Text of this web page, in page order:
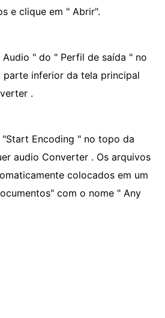
e clique em " Abrir".
Audio " do " Perfil de saída " no
parte inferior da tela principal
.
Encoding " no topo da
audio Converter . Os arquivos
colocados em um
com o nome " Any